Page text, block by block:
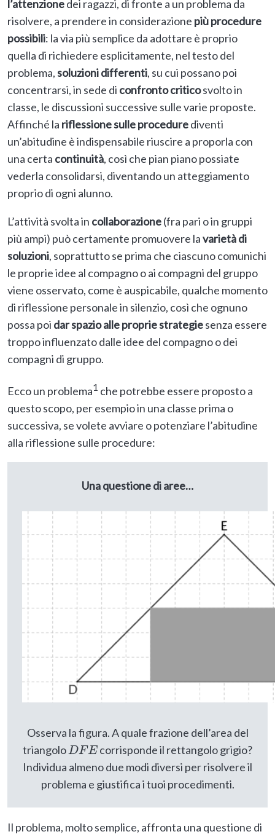
l’attenzionedei ragazzi, di fronte a un problema da
risolvere, a prendere in considerazione più procedure
possibili: la via più semplice da adottare è proprio
quella di richiedere esplicitamente, nel testo del
problema,soluzioni differenti, su cui possano poi
concentrarsi, in sede di confronto criticosvolto in
classe, le discussioni successive sulle varie proposte.
Affinché la riflessione sulle procedurediventi
un’abitudine è indispensabile riuscire a proporla con
una certa continuità, così che pian piano possiate
vederla consolidarsi, diventando un atteggiamento
proprio di ogni alunno.
L’attività svolta in collaborazione(fra pari o in gruppi
più ampi) può certamente promuovere lavarietà di
soluzioni, soprattutto se prima che ciascuno comunichi
le proprie idee al compagno o ai compagni del gruppo
viene osservato, come è auspicabile, qualche momento
di riflessione personale in silenzio, così che ognuno
possa poi dar spazio alle proprie strategiesenza essere
troppo influenzato dalle idee del compagno o dei
compagni di gruppo.
Ecco un problema1 che potrebbe essere proposto a
questo scopo, per esempio in una classe prima o
successiva, se volete avviare o potenziare l’abitudine
alla riflessione sulle procedure:
Una questione di aree…
Osserva la figura. A quale frazione dell’area del
triangoloDFE
corrisponde il rettangolo grigio?
Individua almeno due modi diversi per risolvere il
problema e giustifica i tuoi procedimenti.
Il problema, molto semplice, affronta una questione di